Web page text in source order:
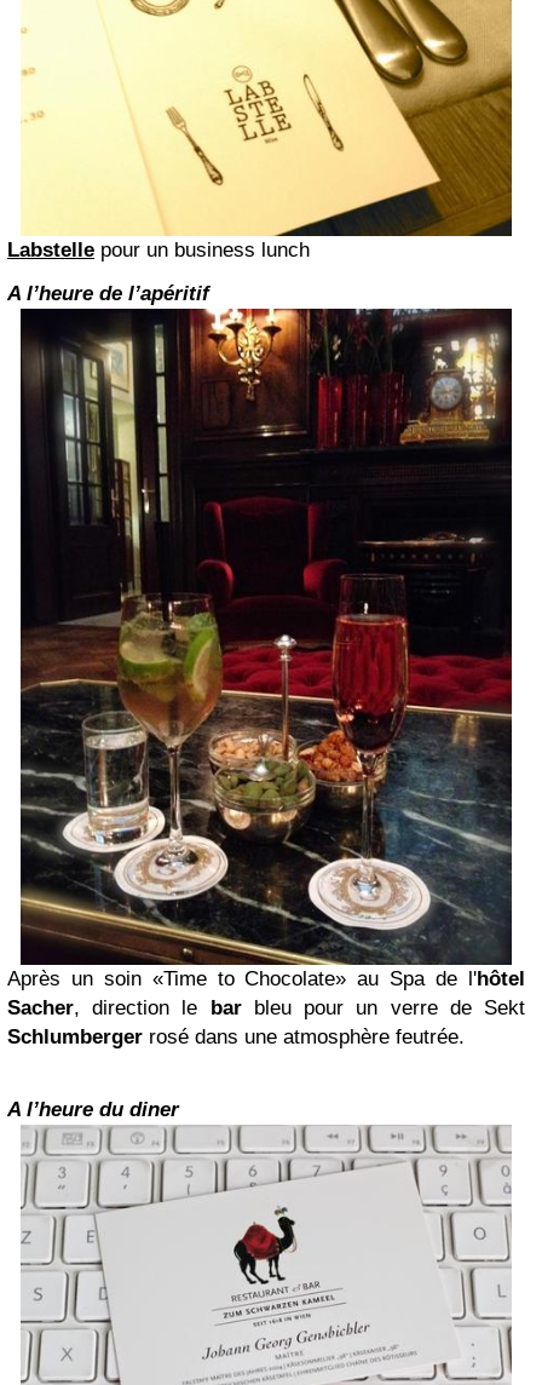
Labstelle pour un business lunch
A l’heure de l’apéritif
Après un soin «Time to Chocolate» au Spa de l'hôtel
Sacher, direction le barbleu pour un verre de Sekt
Schlumberger rosé dans une atmosphère feutrée.
A l’heure du diner